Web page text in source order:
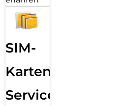
SIM-
Karten
Service: